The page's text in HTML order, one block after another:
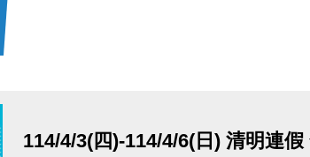
114/4/3(四)-114/4/6(日) 清明連